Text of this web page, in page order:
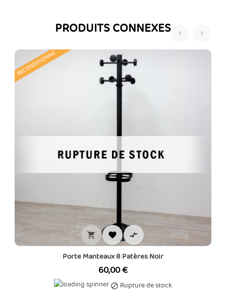
PRODUITS CONNEXES
RECONDITIONNÉ
  
Porte Manteaux 8 Patères Noir
Prix
60,00 €
 Rupture de stock
‹ ›